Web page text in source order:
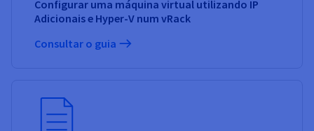
Configurar uma máquina virtual utilizando IP
Adicionais e Hyper-V num vRack
Consultar o guia